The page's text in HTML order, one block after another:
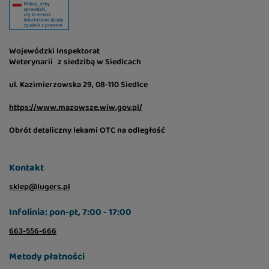
barwników ani konserwantów,
jest bezzbożowa, bezglutenowa,
wyprodukowana w niskiej temperaturze
suszenia gwarantującej utrzymanie
wysokiej wartości odżywczej surowców z
mikrobiologicznego.
Wojewódzki Inspektorat
Weterynarii z siedzibą w Siedlcach
ul. Kazimierzowska 29, 08-110 Siedlce
https://www.mazowsze.wiw.gov.pl/
Obrót detaliczny lekami OTC na odległość
Kontakt
sklep@lugers.pl
Infolinia: pon-pt, 7:00 - 17:00
663-556-666
Metody płatności